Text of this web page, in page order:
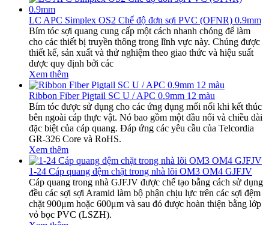
LC APC Simplex OS2 Chế độ đơn sợi PVC (OFNR) 0.9mm
Bím tóc sợi quang cung cấp một cách nhanh chóng để làm
cho các thiết bị truyền thông trong lĩnh vực này. Chúng được
thiết kế, sản xuất và thử nghiệm theo giao thức và hiệu suất
được quy định bởi các
Xem thêm
Ribbon Fiber Pigtail SC U / APC 0.9mm 12 màu
Bím tóc được sử dụng cho các ứng dụng mối nối khi kết thúc
bên ngoài cáp thực vật. Nó bao gồm một đầu nối và chiều dài
đặc biệt của cáp quang. Đáp ứng các yêu cầu của Telcordia
GR-326 Core và RoHS.
Xem thêm
1-24 Cáp quang đệm chặt trong nhà lõi OM3 OM4 GJFJV
Cáp quang trong nhà GJFJV được chế tạo bằng cách sử dụng
đều các sợi sợi Aramid làm bộ phận chịu lực trên các sợi đệm
chặt 900μm hoặc 600μm và sau đó được hoàn thiện bằng lớp
vỏ bọc PVC (LSZH).